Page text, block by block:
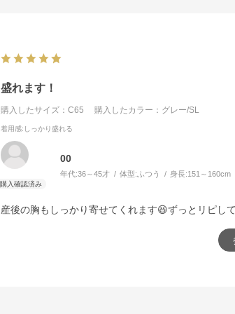
盛れます！
購入したサイズ：C65 購入したカラー：グレー/SL
着用感:しっかり盛れる
00
年代:36～45才 体型: ふつう 身長:151～160cm
産後の胸もしっかり寄せてくれます😆ずっとリピし